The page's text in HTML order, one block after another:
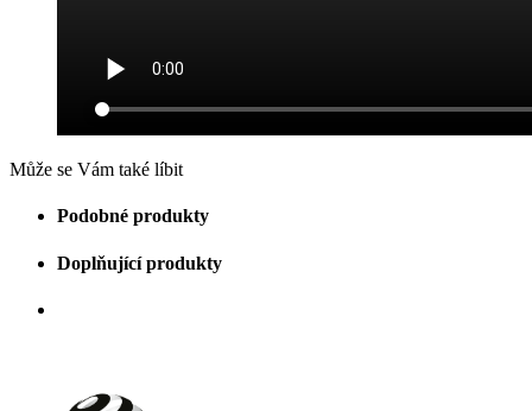
Může se Vám také líbit
Podobné produkty
Doplňující produkty